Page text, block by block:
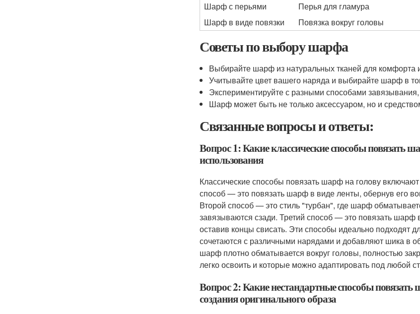
Шарф с перьями
Перья для гламура
Шарф в виде повязки
Повязка вокруг головы
Советы по выбору шарфа
Выбирайте шарф из натуральных тканей для комфорта
Учитывайте цвет вашего наряда и выбирайте шарф в
Экспериментируйте с разными способами
Шарф может быть не только аксессуаром, но и
Связанные вопросы и ответы:
Вопрос 1: Какие классические способы повязать
использования
Классические способы повязать шарф на голову
способ — это повязать шарф в виде ленты, обернув его
Второй способ — это стиль "турбан", где шарф
завязываются сзади. Третий способ — это повязать шарф
оставив концы свисать. Эти способы идеально подходят
сочетаются с различными нарядами и добавляют шика в
шарф плотно обматывается вокруг головы, полностью
легко освоить и которые можно адаптировать под любой
Вопрос 2: Какие нестандартные способы
создания оригинального образа